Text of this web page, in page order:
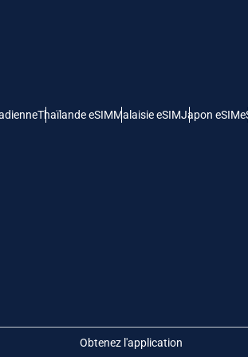
Thaïlande eSIMMalaisie eSIMJapon eSIM
Obtenez l'application